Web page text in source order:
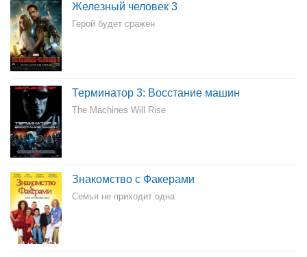
Железный человек 3
Герой будет сражен
Терминатор 3: Восстание машин
The Machines Will Rise
Знакомство с Факерами
Семья не приходит одна